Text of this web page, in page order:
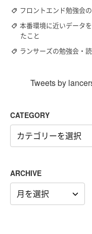
フロントエンド勉強会
本番環境に近いデータ
たこと
ランサーズの勉強会・
Tweets by
CATEGORY
CATEGORY
ARCHIVE
ARCHIVE